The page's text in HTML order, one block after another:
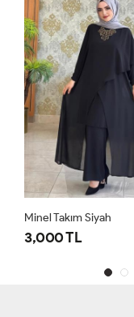
Minel Takım Siyah
3,000 TL